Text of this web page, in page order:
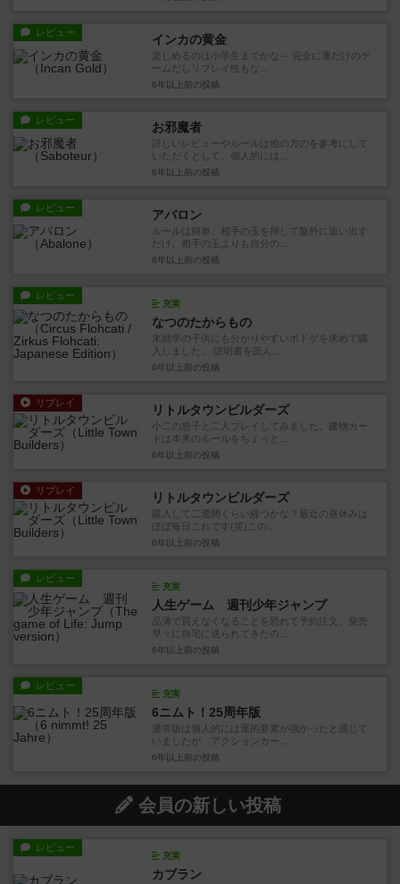
レビュー インカの黄金
楽しめるのは小学生までかな～ 完全に運だけのゲ
ームだしリプレイ性もな...
6年以上前 の投稿
レビュー お邪魔者
詳しいレビューやルールは他の方のを参考にして
いただくとして、個人的には...
6年以上前 の投稿
レビュー アバロン
ルールは簡単。相手の玉を押して盤外に追い出す
だけ。相手の玉よりも自分の...
6年以上前 の投稿
レビュー
充実
なつのたからもの
未就学の子供にも分かりやすいボドゲを求めて購
入しました。 説明書を読ん...
6年以上前 の投稿
リプレイ リトルタウンビルダーズ
小二の息子と二人プレイしてみました。建物カー
ドは本来のルールをちょっと...
6年以上前 の投稿
リプレイ リトルタウンビルダーズ
購入して二週間くらい経つかな？最近の昼休みは
ほぼ毎日これです(笑)この...
6年以上前 の投稿
レビュー
充実
人生ゲーム 週刊少年ジャンプ
品薄で買えなくなることを恐れて予約注文、発売
早々に自宅に送られてきたの...
6年以上前 の投稿
レビュー
充実
6ニムト！25周年版
通常版は個人的には運的要素が強かったと感じて
いましたが、アクションカー...
6年以上前 の投稿
会員の新しい投稿
レビュー
充実
カブラン